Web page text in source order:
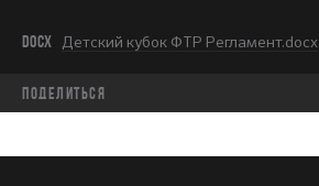
DOCX Детский кубок ФТР Регламент.docx
Поделиться